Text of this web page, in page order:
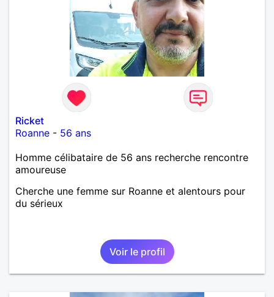
Ricket
Roanne - 56 ans
Homme célibataire de 56 ans recherche rencontre
amoureuse
Cherche une femme sur Roanne et alentours pour
du sérieux
Voir le profil